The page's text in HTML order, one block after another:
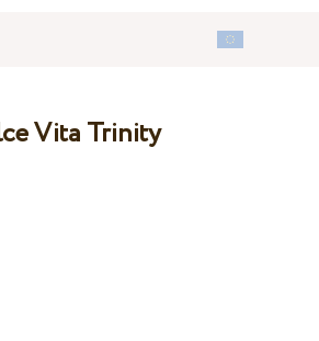
Vita Trinity